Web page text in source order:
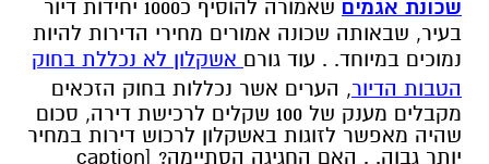
שכונת אגמים
שאמורה להוסיף כ1000 יחידות דיור
בעיר, שבאותה שכונה אמורים מחירי הדירות להיות
נמוכים במיוחד. . עוד גורם אשקלון לא נכללת בחוק
הטבות הדיור, הערים אשר נכללות בחוק הזכאים
מקבלים מענק של 100 שקלים לרכישת דירה, סכום
שהיה מאפשר לזוגות באשקלון לרכוש דירות במחיר
יותר גבוה. . האם החגיגה הסתיימה? [caption